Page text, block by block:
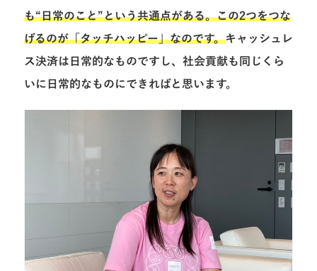
も“日常のこと”という共通点がある。この2つをつな
げるのが「タッチハッピー」なのです。キャッシュレ
ス決済は日常的なものですし、社会貢献も同じくら
いに日常的なものにできればと思います。